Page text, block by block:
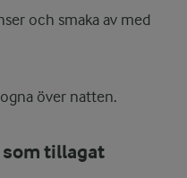
och smaka av med
över natten.
tillagat